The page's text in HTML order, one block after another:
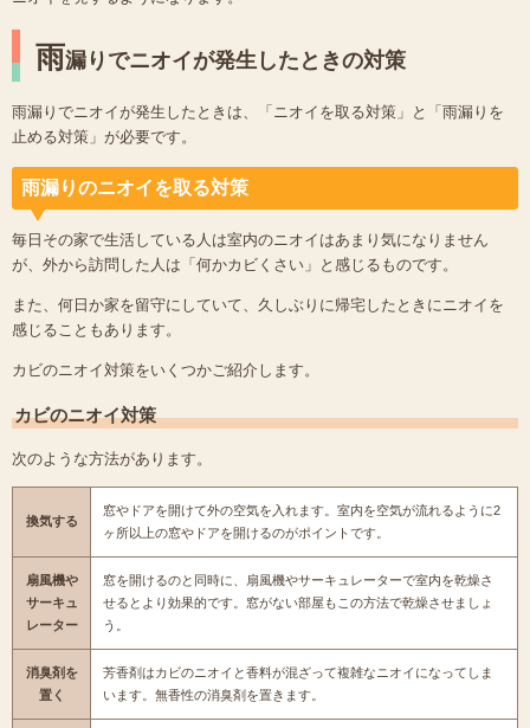
雨漏りでニオイが発生したときの対策
雨漏りでニオイが発生したときは、「ニオイを取る対策」と「雨漏りを
止める対策」が必要です。
雨漏りのニオイを取る対策
毎日その家で生活している人は室内のニオイはあまり気になりません
が、外から訪問した人は「何かカビくさい」と感じるものです。
また、何日か家を留守にしていて、久しぶりに帰宅したときにニオイを
感じることもあります。
カビのニオイ対策をいくつかご紹介します。
カビのニオイ対策
次のような方法があります。
換気する
窓やドアを開けて外の空気を入れます。室内を空気が流れるように2
ヶ所以上の窓やドアを開けるのがポイントです。
扇風機や
サーキュ
レーター
窓を開けるのと同時に、扇風機やサーキュレーターで室内を乾燥さ
せるとより効果的です。窓がない部屋もこの方法で乾燥させましょ
う。
消臭剤を
置く
芳香剤はカビのニオイと香料が混ざって複雑なニオイになってしま
います。無香性の消臭剤を置きます。